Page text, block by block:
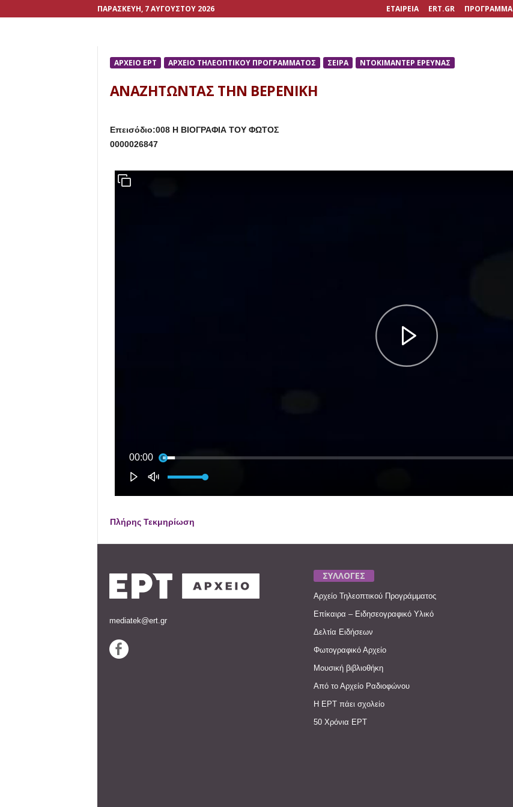
ΠΑΡΑΣΚΕΥΉ, 7 ΑΥΓΟΎΣΤΟΥ 2026 ΕΤΑΙΡΕΙΑ ERT.GR ΠΡΟΓΡΑΜΜΑ
ΑΡΧΕΙΟ ΕΡΤ ΑΡΧΕΙΟ ΤΗΛΕΟΠΤΙΚΟΥ ΠΡΟΓΡΑΜΜΑΤΟΣ ΣΕΙΡΑ ΝΤΟΚΙΜΑΝΤΕΡ ΕΡΕΥΝΑΣ
ΑΝΑΖΗΤΩΝΤΑΣ ΤΗΝ ΒΕΡΕΝΙΚΗ
Επεισόδιο:008 Η ΒΙΟΓΡΑΦΙΑ ΤΟΥ ΦΩΤΟΣ
0000026847
Πλήρης Τεκμηρίωση
mediatek@ert.gr
ΣΥΛΛΟΓΕΣ
Αρχείο Τηλεοπτικού Προγράμματος
Επίκαιρα – Ειδησεογραφικό Υλικό
Δελτία Ειδήσεων
Φωτογραφικό Αρχείο
Μουσική βιβλιοθήκη
Από το Αρχείο Ραδιοφώνου
Η ΕΡΤ πάει σχολείο
50 Χρόνια ΕΡΤ